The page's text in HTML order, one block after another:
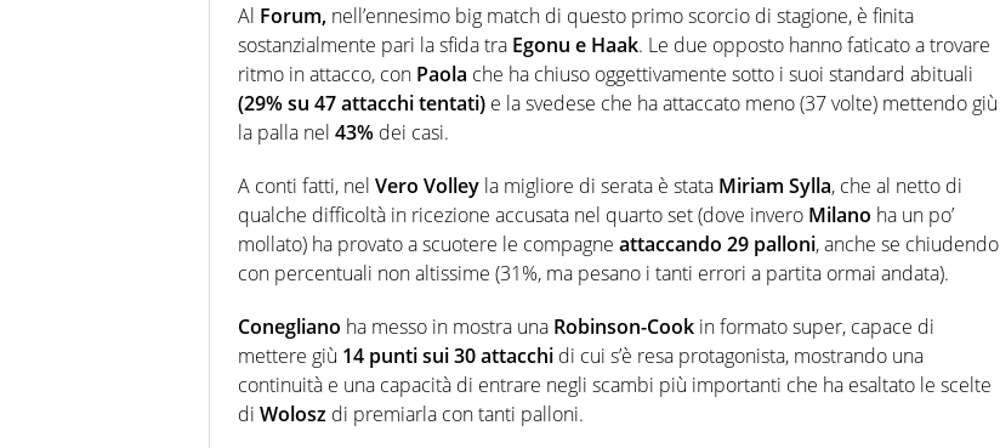
Al Forum, nell’ennesimo big match di questo primo scorcio di stagione, è finita
sostanzialmente pari la sfida tra Egonu e Haak. Le due opposto hanno faticato a trovare
ritmo in attacco, con Paola che ha chiuso oggettivamente sotto i suoi standard abituali
(29% su 47 attacchi tentati) e la svedese che ha attaccato meno (37 volte) mettendo giù
la palla nel 43% dei casi.
A conti fatti, nel Vero Volley la migliore di serata è stata Miriam Sylla, che al netto di
qualche difficoltà in ricezione accusata nel quarto set (dove invero Milano ha un po’
mollato) ha provato a scuotere le compagne attaccando 29 palloni, anche se chiudendo
con percentuali non altissime (31%, ma pesano i tanti errori a partita ormai andata).
Conegliano ha messo in mostra una Robinson-Cook in formato super, capace di
mettere giù 14 punti sui 30 attacchi di cui s’è resa protagonista, mostrando una
continuità e una capacità di entrare negli scambi più importanti che ha esaltato le scelte
di Wolosz di premiarla con tanti palloni.